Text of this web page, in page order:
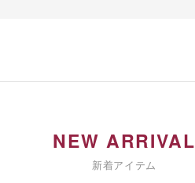
NEW ARRIVAL
新着アイテム